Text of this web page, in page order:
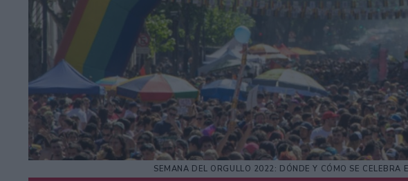
SEMANA DEL ORGULLO 2022: DÓNDE Y CÓMO SE CELEBRA